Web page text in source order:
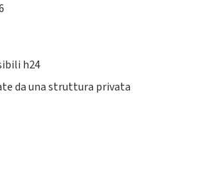
h24
da una struttura privata